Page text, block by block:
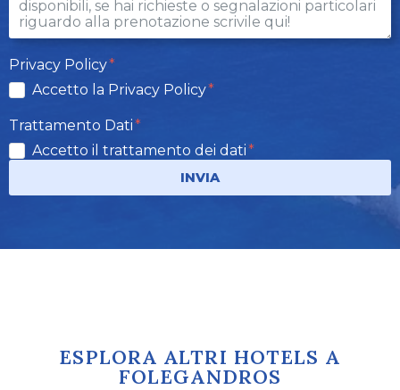
Privacy Policy
Accetto la Privacy Policy
Trattamento Dati
Accetto il trattamento dei dati
INVIA
ESPLORA ALTRI HOTELS A
FOLEGANDROS